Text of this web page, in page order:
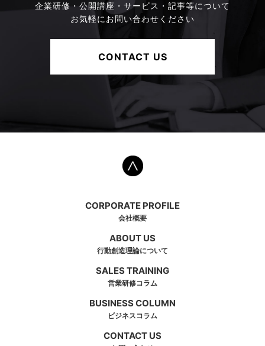
企業研修・公開講座・サービス・記事等について
お気軽にお問い合わせください
CONTACT US
CORPORATE PROFILE
会社概要
ABOUT US
行動創造理論について
SALES TRAINING
営業研修コラム
BUSINESS COLUMN
ビジネスコラム
CONTACT US